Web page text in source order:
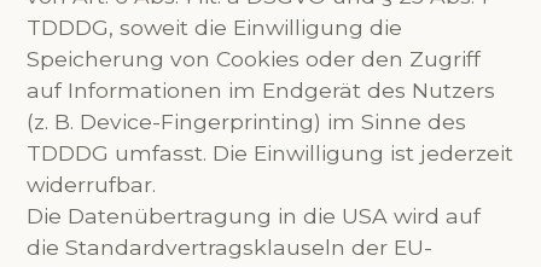
TDDDG, soweit die Einwilligung die
Speicherung von Cookies oder den Zugriff
auf Informationen im Endgerät des Nutzers
(z. B. Device-Fingerprinting) im Sinne des
TDDDG umfasst. Die Einwilligung ist jederzeit
widerrufbar.
Die Datenübertragung in die USA wird auf
die Standardvertragsklauseln der EU-